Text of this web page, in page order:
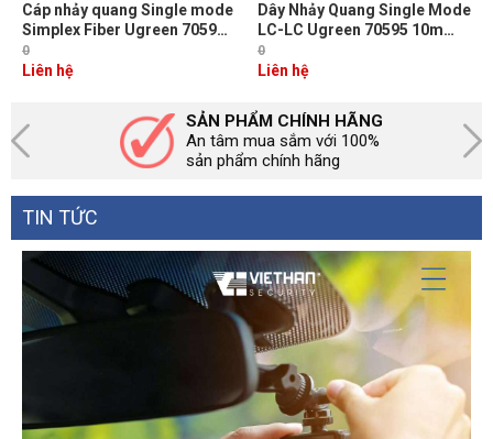
Cáp nhảy quang Single mode
Simplex Fiber Ugreen 70596
Dài 3M đầu LC-SC Màu Vàng
NW217
0
Liên hệ
Dây Nhảy Quang Single Mode
LC-LC Ugreen 70595 10m
Chuẩn UPC, Bước Sóng
1310/1550nm
0
Liên hệ
SẢN PHẨM CHÍNH HÃNG
An tâm mua sắm với 100%
sản phẩm chính hãng
TIN TỨC